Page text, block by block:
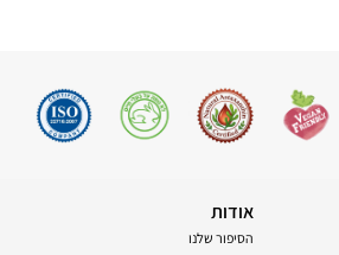
אודות
הסיפור שלנו